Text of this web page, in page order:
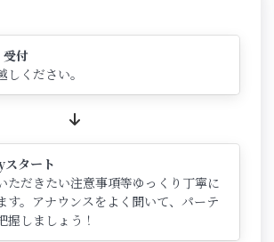
受付
ください。
タート
ただきたい注意事項等ゆっくり丁寧に
す。アナウンスをよく聞いて、パーテ
握しましょう！